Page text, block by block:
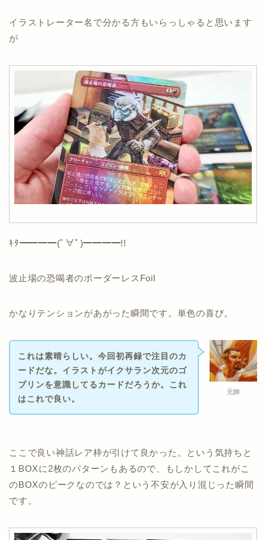
イラストレーター名で分かる方もいらっしゃると思います
が
ｷﾀ━━━━(ﾟ∀ﾟ)━━━━!!
波止場の恐喝者のボーダーレスFoil
かなりテンションがあがった瞬間です。単色の喜び。
元帥
これは素晴らしい。今回初再録で注目のカ
ードだな。イラストがイクサラン次元のゴ
ブリンを意識してるカードだろうか。これ
はこれで良い。
ここで良い神話レア枠が引けて良かった。という気持ちと
１BOXに2枚のパターンもあるので、もしかしてこれがこ
のBOXのピークなのでは？という不安が入り混じった瞬間
です。